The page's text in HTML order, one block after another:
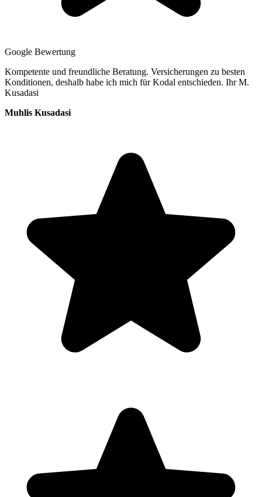
Google Bewertung
Kompetente und freundliche Beratung. Versicherungen zu besten
Konditionen, deshalb habe ich mich für Kodal entschieden. Ihr M.
Kusadasi
Muhlis Kusadasi